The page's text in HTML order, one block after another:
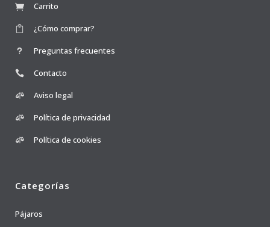
Carrito
¿Cómo comprar?
Preguntas frecuentes
Contacto
Aviso legal
Política de privacidad
Política de cookies
Categorías
Pájaros